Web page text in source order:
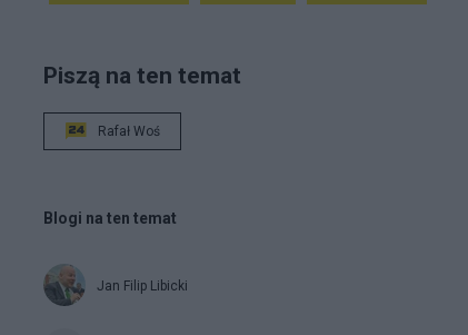
Piszą na ten temat
Rafał Woś
Blogi na ten temat
Jan Filip Libicki